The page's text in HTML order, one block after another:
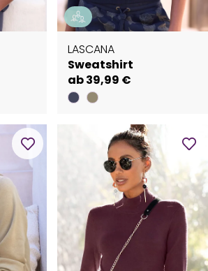
LASCANA
Sweatshirt
ab 39,99 €